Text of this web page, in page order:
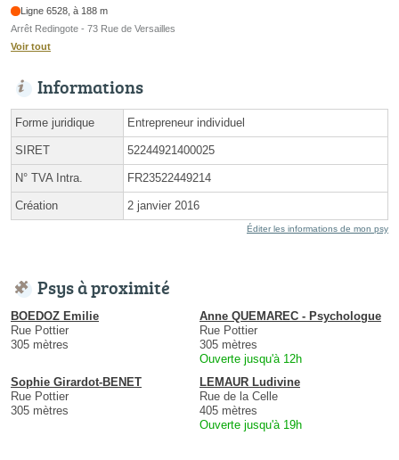
Ligne 6528, à 188 m
Arrêt Redingote - 73 Rue de Versailles
Voir tout
Informations
Forme juridique Entrepreneur individuel
SIRET 52244921400025
N° TVA Intra. FR23522449214
Création 2 janvier 2016
Éditer les informations de mon psy
Psys à proximité
BOEDOZ Emilie
Rue Pottier
305 mètres
Anne QUEMAREC - Psychologue
Rue Pottier
305 mètres
Ouverte jusqu'à 12h
Sophie Girardot-BENET
Rue Pottier
305 mètres
LEMAUR Ludivine
Rue de la Celle
405 mètres
Ouverte jusqu'à 19h